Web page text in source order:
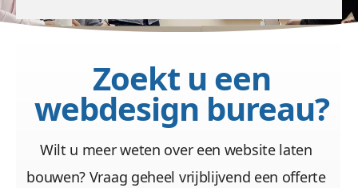
Zoekt u een
webdesign bureau?
Wilt u meer weten over een website laten
bouwen? Vraag geheel vrijblijvend een offerte